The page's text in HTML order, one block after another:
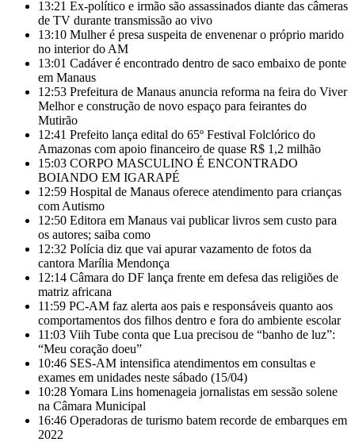
13:21 Ex-político e irmão são assassinados diante das câmeras
de TV durante transmissão ao vivo
13:10 Mulher é presa suspeita de envenenar o próprio marido
no interior do AM
13:01 Cadáver é encontrado dentro de saco embaixo de ponte
em Manaus
12:53 Prefeitura de Manaus anuncia reforma na feira do Viver
Melhor e construção de novo espaço para feirantes do
Mutirão
12:41 Prefeito lança edital do 65º Festival Folclórico do
Amazonas com apoio financeiro de quase R$ 1,2 milhão
15:03 CORPO MASCULINO É ENCONTRADO
BOIANDO EM IGARAPÉ
12:59 Hospital de Manaus oferece atendimento para crianças
com Autismo
12:50 Editora em Manaus vai publicar livros sem custo para
os autores; saiba como
12:32 Polícia diz que vai apurar vazamento de fotos da
cantora Marília Mendonça
12:14 Câmara do DF lança frente em defesa das religiões de
matriz africana
11:59 PC-AM faz alerta aos pais e responsáveis quanto aos
comportamentos dos filhos dentro e fora do ambiente escolar
11:03 Viih Tube conta que Lua precisou de “banho de luz”:
“Meu coração doeu”
10:46 SES-AM intensifica atendimentos em consultas e
exames em unidades neste sábado (15/04)
10:28Yomara Lins homenageia jornalistas em sessão solene
na Câmara Municipal
16:46 Operadoras de turismo batem recorde de embarques em
2022